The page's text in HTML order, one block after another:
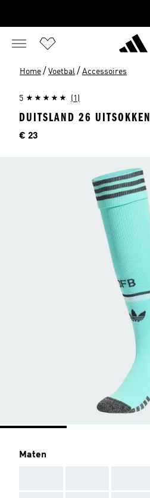
Home / Voetbal / Accessoires
5 (1)
DUITSLAND 26 UITSOKKEN
Price
€ 23
Maten